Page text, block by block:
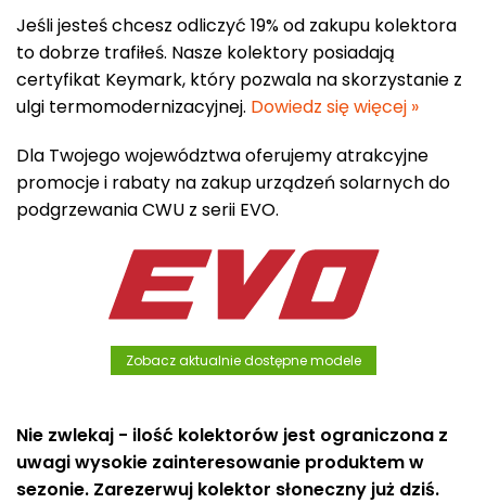
Jeśli jesteś chcesz odliczyć 19% od zakupu kolektora
to dobrze trafiłeś. Nasze kolektory posiadają
certyfikat Keymark, który pozwala na skorzystanie z
ulgi termomodernizacyjnej. Dowiedz się więcej »
Dla Twojego województwa oferujemy atrakcyjne
promocje i rabaty na zakup urządzeń solarnych do
podgrzewania CWU z serii EVO.
Zobacz aktualnie dostępne modele
Nie zwlekaj - ilość kolektorów jest ograniczona z
uwagi wysokie zainteresowanie produktem w
sezonie. Zarezerwuj kolektor słoneczny już dziś.